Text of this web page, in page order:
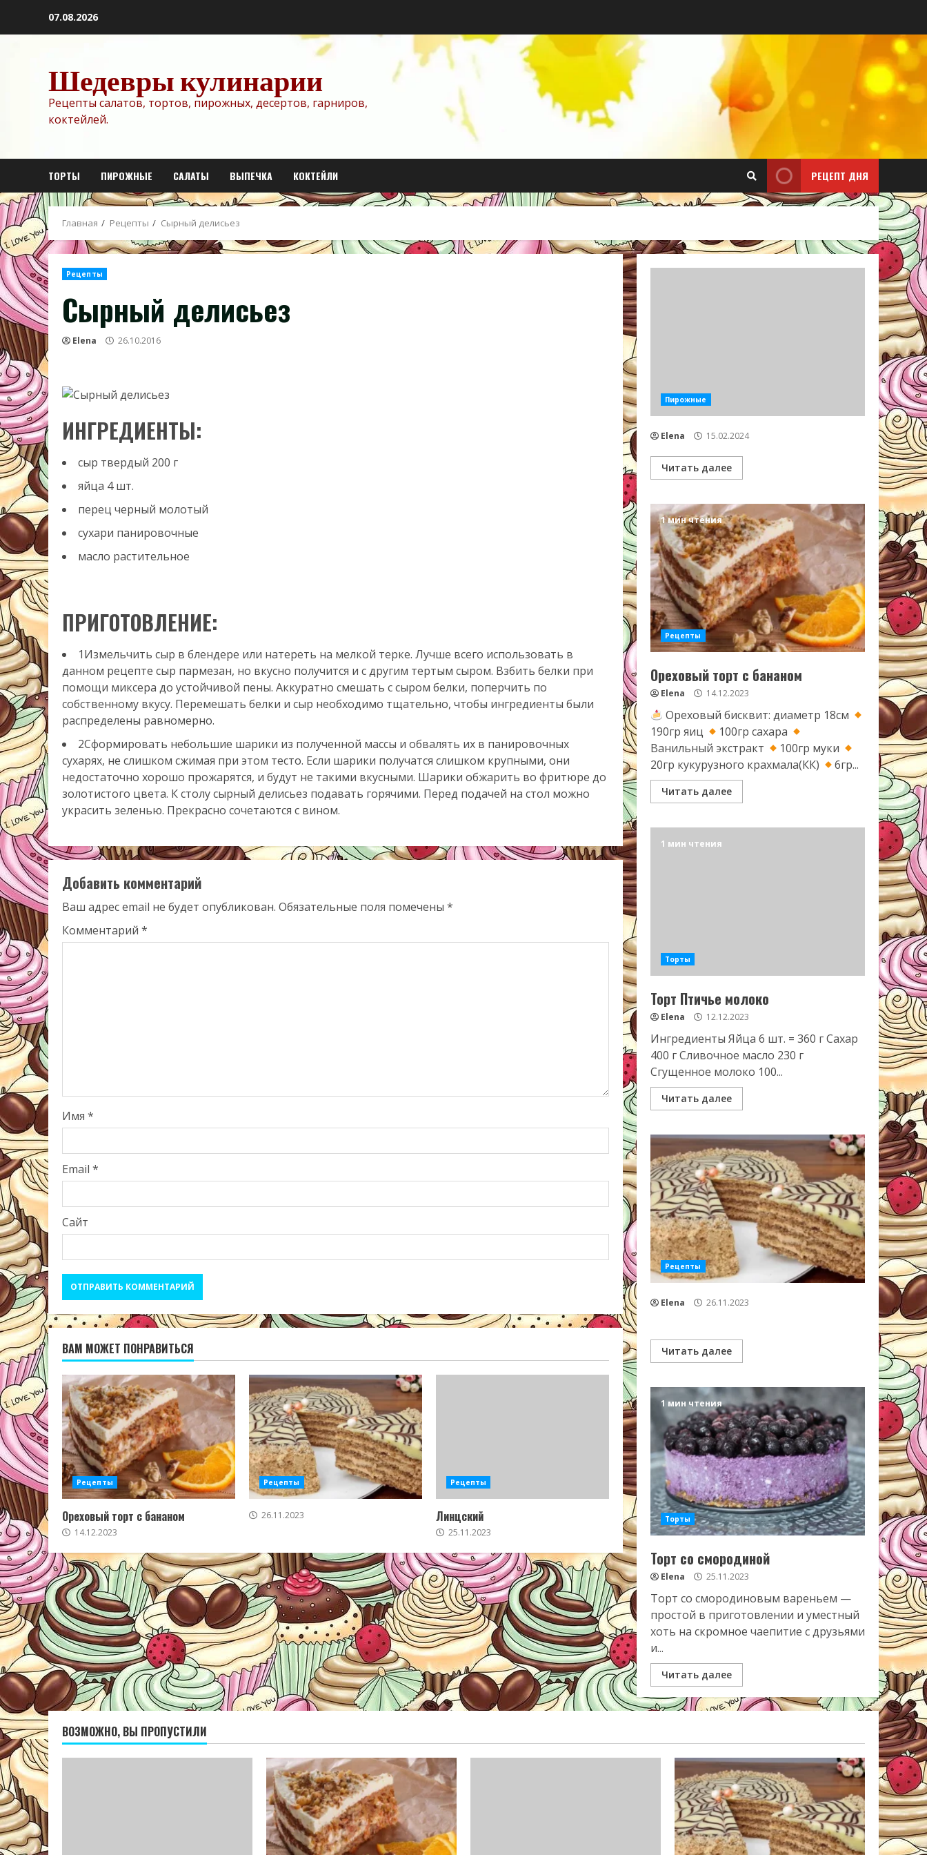
07.08.2026
Шедевры кулинарии
Рецепты салатов, тортов, пирожных, десертов, гарниров,
коктейлей.
ТОРТЫ ПИРОЖНЫЕ САЛАТЫ ВЫПЕЧКА КОКТЕЙЛИ РЕЦЕПТ ДНЯ
Главная Рецепты Сырный делисьез
Рецепты
Сырный делисьез
Elena 26.10.2016
ИНГРЕДИЕНТЫ:
сыр твердый 200 г
яйца 4 шт.
перец черный молотый
сухари панировочные
масло растительное
ПРИГОТОВЛЕНИЕ:
1Измельчить сыр в блендере или натереть на мелкой терке. Лучше всего использовать в
данном рецепте сыр пармезан, но вкусно получится и с другим тертым сыром. Взбить белки при
помощи миксера до устойчивой пены. Аккуратно смешать с сыром белки, поперчить по
собственному вкусу. Перемешать белки и сыр необходимо тщательно, чтобы ингредиенты были
распределены равномерно.
2Сформировать небольшие шарики из полученной массы и обвалять их в панировочных
сухарях, не слишком сжимая при этом тесто. Если шарики получатся слишком крупными, они
недостаточно хорошо прожарятся, и будут не такими вкусными. Шарики обжарить во фритюре до
золотистого цвета. К столу сырный делисьез подавать горячими. Перед подачей на стол можно
украсить зеленью. Прекрасно сочетаются с вином.
Добавить комментарий
Ваш адрес email не будет опубликован. Обязательные поля помечены *
Комментарий *
Имя *
Email *
Сайт
ВАМ МОЖЕТ ПОНРАВИТЬСЯ
Рецепты
Ореховый торт с бананом
14.12.2023
Рецепты
26.11.2023
Рецепты
Линцский
25.11.2023
Пирожные
Elena 15.02.2024
Читать далее
1 мин чтения
Рецепты
Ореховый торт с бананом
Elena 14.12.2023
Ореховый бисквит: диаметр 18см
190гр яиц
100гр сахара
Ванильный экстракт
100гр муки
20гр кукурузного крахмала(КК)
6гр...
Читать далее
1 мин чтения
Торты
Торт Птичье молоко
Elena 12.12.2023
Ингредиенты Яйца 6 шт. = 360 г Сахар
400 г Сливочное масло 230 г
Сгущенное молоко 100...
Читать далее
Рецепты
Elena 26.11.2023
Читать далее
1 мин чтения
Торты
Торт со смородиной
Elena 25.11.2023
Торт со смородиновым вареньем —
простой в приготовлении и уместный
хоть на скромное чаепитие с друзьями
и...
Читать далее
ВОЗМОЖНО, ВЫ ПРОПУСТИЛИ